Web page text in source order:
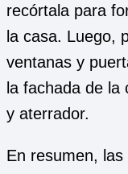
recórtala para
la casa. Luego,
ventanas y
la fachada de la
y aterrador.
En resumen,